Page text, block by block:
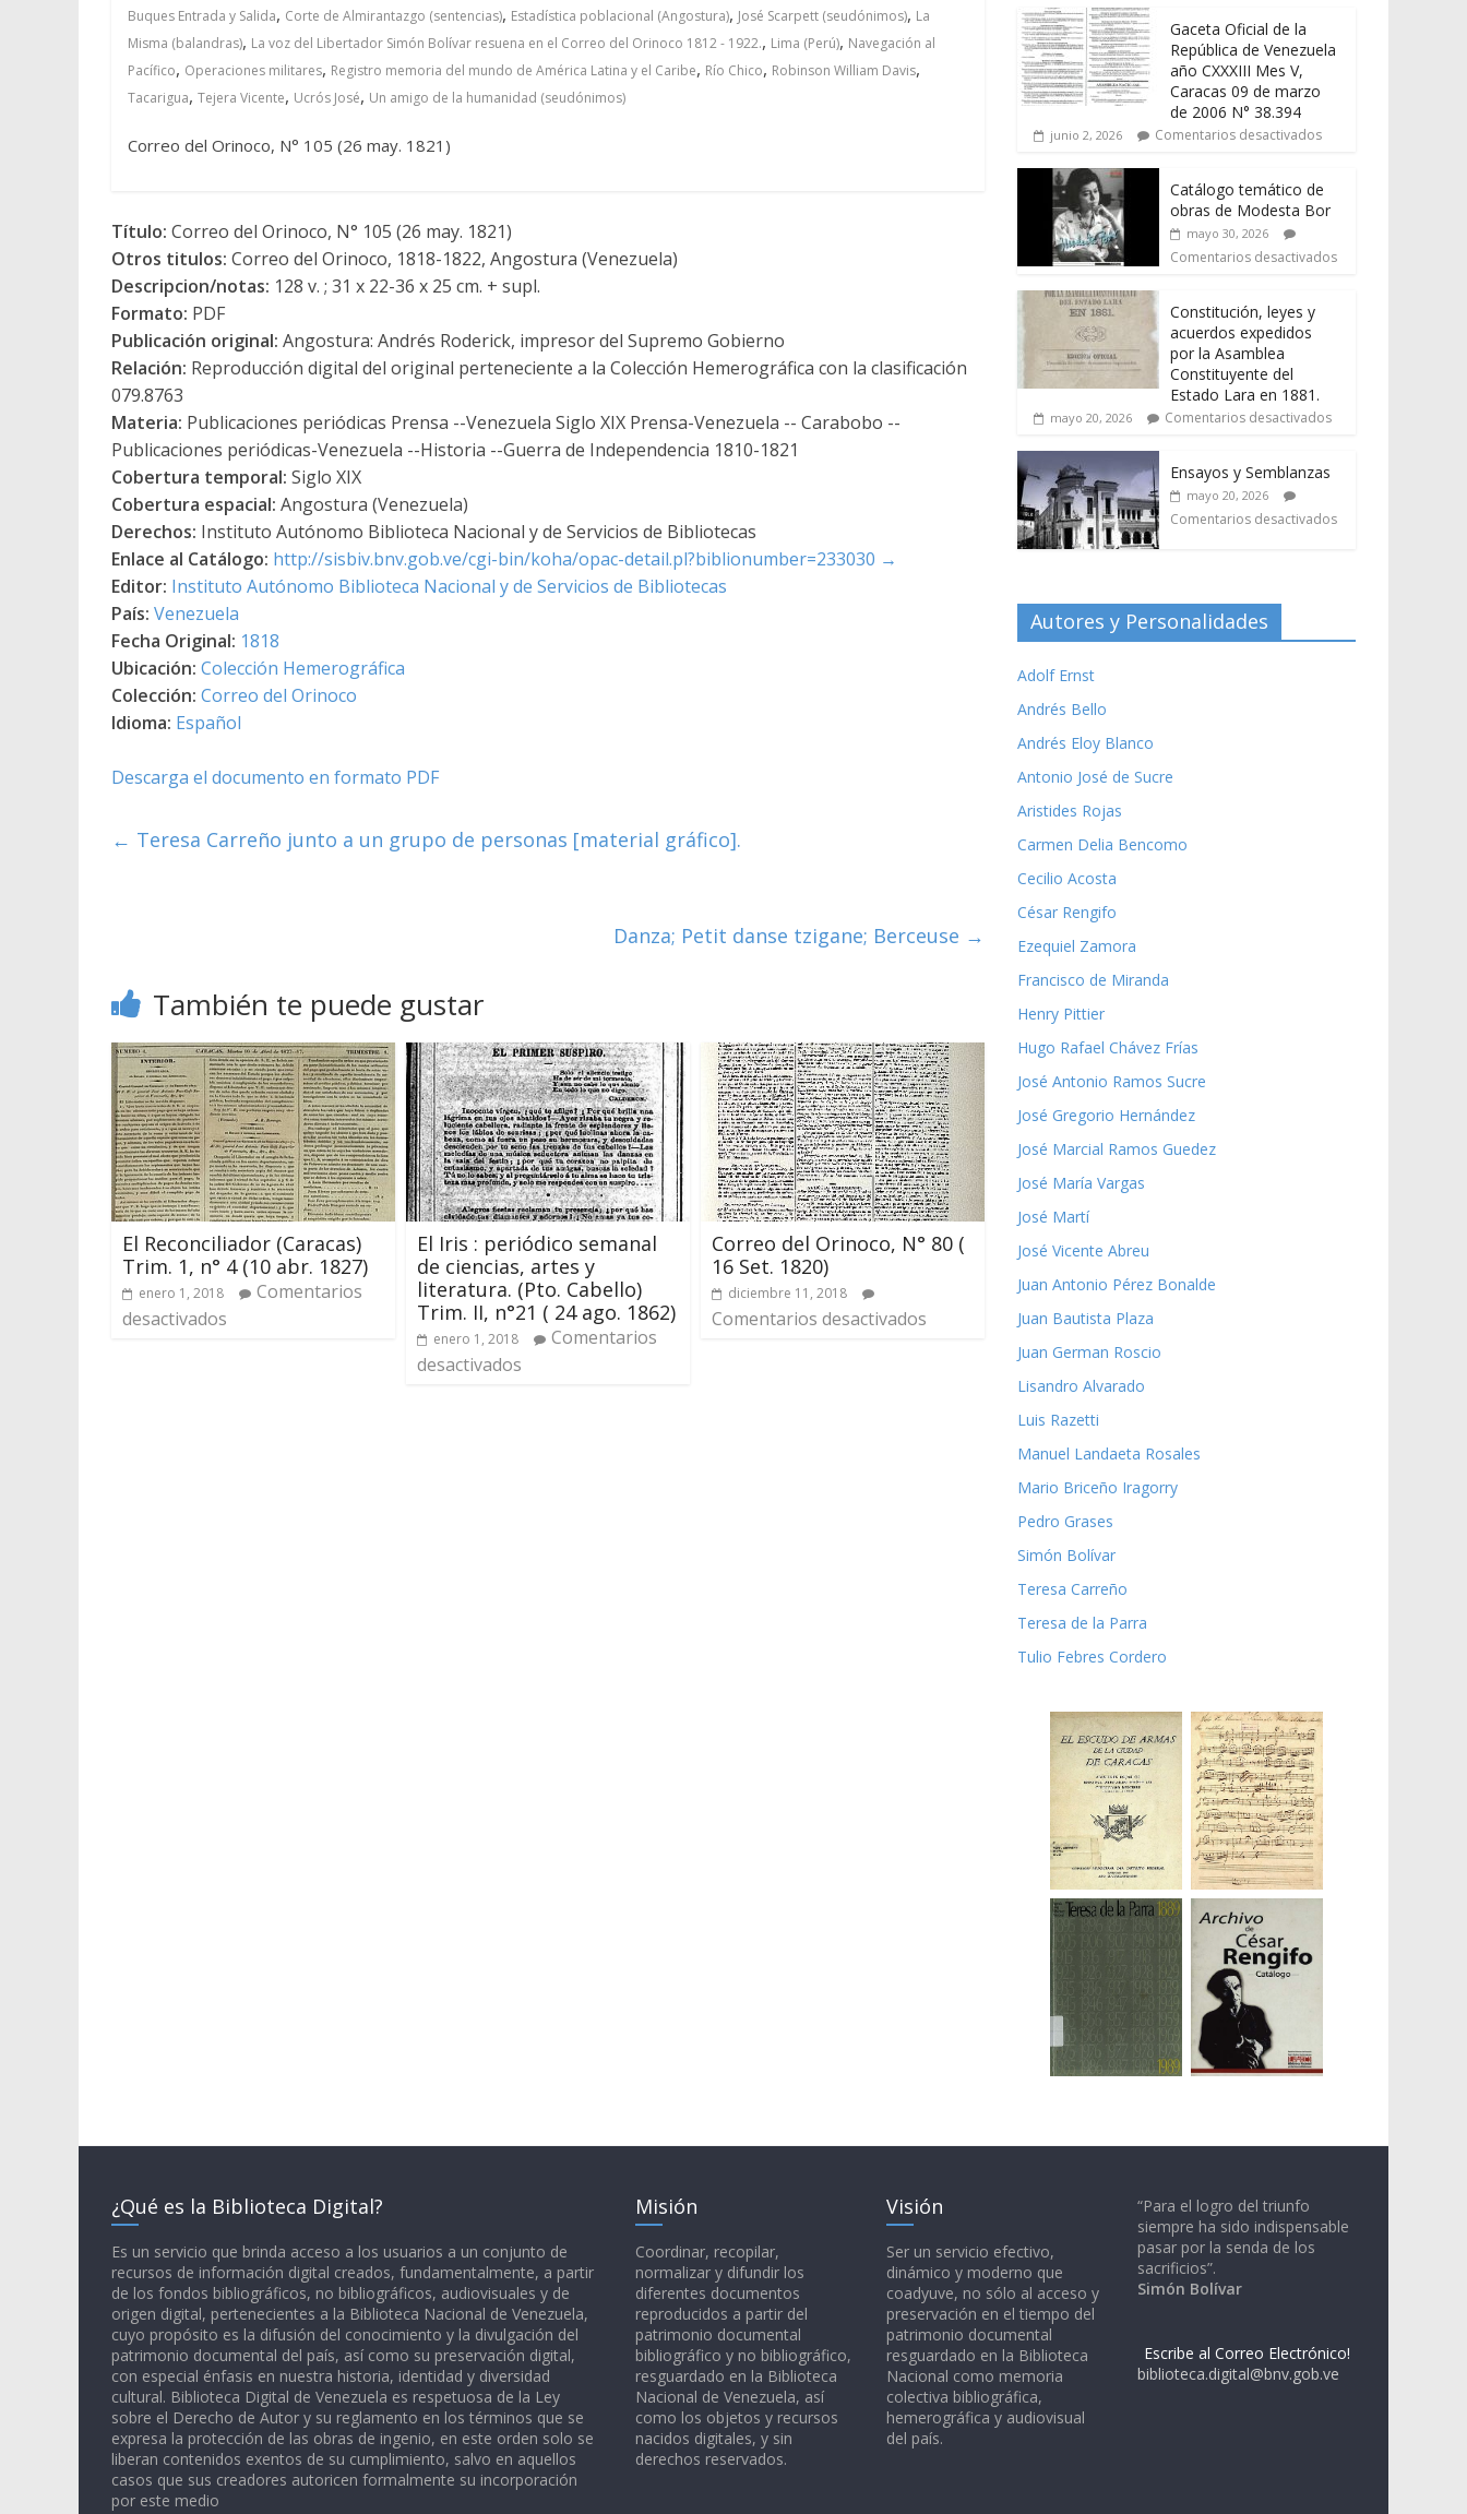
Buques Entrada y Salida, Corte de Almirantazgo (sentencias), Estadística poblacional (Angostura), José Scarpett (seudónimos), La
Misma (balandras), La voz del Libertador Simón Bolívar resuena en el Correo del Orinoco 1812 - 1922., Lima (Perú), Navegación al
Pacífico, Operaciones militares, Registro memoria del mundo de América Latina y el Caribe, Río Chico, Robinson William Davis,
Tacarigua, Tejera Vicente, Ucrós José, Un amigo de la humanidad (seudónimos)
Correo del Orinoco, N° 105 (26 may. 1821)
Título: Correo del Orinoco, N° 105 (26 may. 1821)
Otros titulos: Correo del Orinoco, 1818-1822, Angostura (Venezuela)
Descripcion/notas: 128 v. ; 31 x 22-36 x 25 cm. + supl.
Formato: PDF
Publicación original: Angostura: Andrés Roderick, impresor del Supremo Gobierno
Relación: Reproducción digital del original perteneciente a la Colección Hemerográfica con la clasificación
079.8763
Materia: Publicaciones periódicas Prensa --Venezuela Siglo XIX Prensa-Venezuela -- Carabobo --
Publicaciones periódicas-Venezuela --Historia --Guerra de Independencia 1810-1821
Cobertura temporal: Siglo XIX
Cobertura espacial: Angostura (Venezuela)
Derechos: Instituto Autónomo Biblioteca Nacional y de Servicios de Bibliotecas
Enlace al Catálogo: http://sisbiv.bnv.gob.ve/cgi-bin/koha/opac-detail.pl?biblionumber=233030 →
Editor: Instituto Autónomo Biblioteca Nacional y de Servicios de Bibliotecas
País: Venezuela
Fecha Original: 1818
Ubicación: Colección Hemerográfica
Colección: Correo del Orinoco
Idioma: Español
Descarga el documento en formato PDF
← Teresa Carreño junto a un grupo de personas [material gráfico].
Danza; Petit danse tzigane; Berceuse →
También te puede gustar
El Reconciliador (Caracas)
Trim. 1, n° 4 (10 abr. 1827)
enero 1, 2018
Comentarios
desactivados
El Iris : periódico semanal
de ciencias, artes y
literatura. (Pto. Cabello)
Trim. II, n°21 ( 24 ago. 1862)
enero 1, 2018
Comentarios
desactivados
Correo del Orinoco, N° 80 (
16 Set. 1820)
diciembre 11, 2018
Comentarios desactivados
Gaceta Oficial de la
República de Venezuela
año CXXXIII Mes V,
Caracas 09 de marzo
de 2006 N° 38.394
junio 2, 2026 Comentarios desactivados
Catálogo temático de
obras de Modesta Bor
mayo 30, 2026
Comentarios desactivados
Constitución, leyes y
acuerdos expedidos
por la Asamblea
Constituyente del
Estado Lara en 1881.
mayo 20, 2026 Comentarios desactivados
Ensayos y Semblanzas
mayo 20, 2026
Comentarios desactivados
Autores y Personalidades
Adolf Ernst
Andrés Bello
Andrés Eloy Blanco
Antonio José de Sucre
Aristides Rojas
Carmen Delia Bencomo
Cecilio Acosta
César Rengifo
Ezequiel Zamora
Francisco de Miranda
Henry Pittier
Hugo Rafael Chávez Frías
José Antonio Ramos Sucre
José Gregorio Hernández
José Marcial Ramos Guedez
José María Vargas
José Martí
José Vicente Abreu
Juan Antonio Pérez Bonalde
Juan Bautista Plaza
Juan German Roscio
Lisandro Alvarado
Luis Razetti
Manuel Landaeta Rosales
Mario Briceño Iragorry
Pedro Grases
Simón Bolívar
Teresa Carreño
Teresa de la Parra
Tulio Febres Cordero
¿Qué es la Biblioteca Digital?
Es un servicio que brinda acceso a los usuarios a un conjunto de
recursos de información digital creados, fundamentalmente, a partir
de los fondos bibliográficos, no bibliográficos, audiovisuales y de
origen digital, pertenecientes a la Biblioteca Nacional de Venezuela,
cuyo propósito es la difusión del conocimiento y la divulgación del
patrimonio documental del país, así como su preservación digital,
con especial énfasis en nuestra historia, identidad y diversidad
cultural. Biblioteca Digital de Venezuela es respetuosa de la Ley
sobre el Derecho de Autor y su reglamento en los términos que se
expresa la protección de las obras de ingenio, en este orden solo se
liberan contenidos exentos de su cumplimiento, salvo en aquellos
casos que sus creadores autoricen formalmente su incorporación
por este medio
Misión
Coordinar, recopilar,
normalizar y difundir los
diferentes documentos
reproducidos a partir del
patrimonio documental
bibliográfico y no bibliográfico,
resguardado en la Biblioteca
Nacional de Venezuela, así
como los objetos y recursos
nacidos digitales, y sin
derechos reservados.
Visión
Ser un servicio efectivo,
dinámico y moderno que
coadyuve, no sólo al acceso y
preservación en el tiempo del
patrimonio documental
resguardado en la Biblioteca
Nacional como memoria
colectiva bibliográfica,
hemerográfica y audiovisual
del país.
“Para el logro del triunfo
siempre ha sido indispensable
pasar por la senda de los
sacrificios”.
Simón Bolívar
Escribe al Correo Electrónico!
biblioteca.digital@bnv.gob.ve